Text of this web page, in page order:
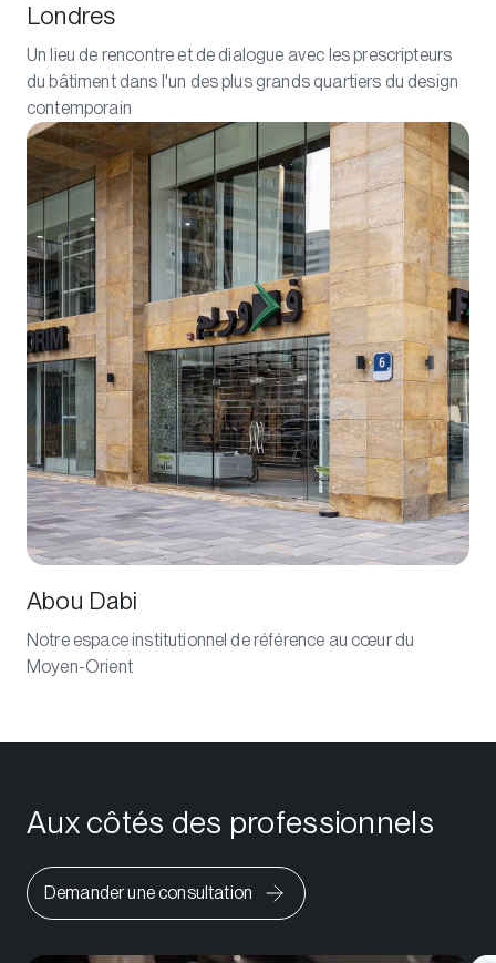
Londres
Un lieu de rencontre et de dialogue avec les prescripteurs
du bâtiment dans l'un des plus grands quartiers du design
contemporain
Abou Dabi
Notre espace institutionnel de référence au cœur du
Moyen-Orient
Aux côtés des professionnels
Demander une consultation